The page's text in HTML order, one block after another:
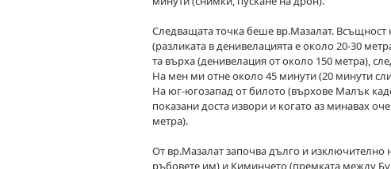
Следващата точка беше вр.Мазалат. Всъщност
(разликата в денивелацията е около 20-30
та върха (денивелация от около 150 метра),
На мен ми отне около 45 минути (20 минути
На юг-югозапад от билото (върхове Малък
показани доста извори и когато аз минавах
метра).
От вр.Мазалат започва дълго и
ръбовете им) и Киминчето (премката между